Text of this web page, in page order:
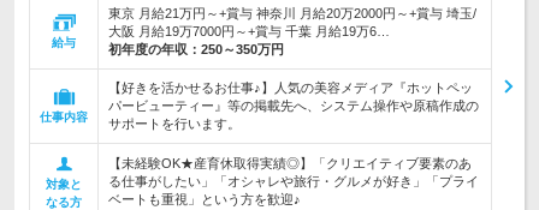
給与
東京 月給21万円～+賞与 神奈川 月給20万2000円～+賞与 埼玉/
大阪 月給19万7000円～+賞与 千葉 月給19万6…
初年度の年収： 250～350万円
仕事内容
【好きを活かせるお仕事♪】人気の美容メディア『ホットペッ
パービューティー』等の掲載先へ、システム操作や原稿作成の
サポートを行います。
対象と
なる方
【未経験OK★産育休取得実績◎】「クリエイティブ要素のあ
る仕事がしたい」「オシャレや旅行・グルメが好き」「プライ
ベートも重視」という方を歓迎♪